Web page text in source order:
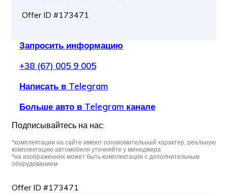
Offer ID #173471
Запросить информацию
+38 (67) 005 9 005
Написать в Telegram
Больше авто в Telegram канале
Подписывайтесь на нас:
*комплектации на сайте имеют ознакомительный характер, реальную
комплектацию автомобиля уточняйте у менеджера
*на изображениях может быть комплектация с дополнительным
оборудованием
Offer ID #173471